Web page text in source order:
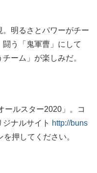
明るさとパワーがチー
う「鬼軍曹」にして
ーム」が楽しみだ。
ールスター2020」。コ
ナルサイト http://buns
を押してください。